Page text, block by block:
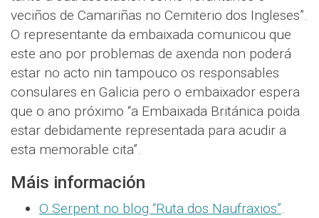
veciños de Camariñas no Cemiterio dos Ingleses”.
O representante da embaixada comunicou que
este ano por problemas de axenda non poderá
estar no acto nin tampouco os responsables
consulares en Galicia pero o embaixador espera
que o ano próximo “a Embaixada Británica poida
estar debidamente representada para acudir a
esta memorable cita”.
Máis información
O Serpent no blog “Ruta dos Naufraxios”.